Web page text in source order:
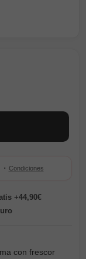
· Condiciones
+44,90€
con frescor